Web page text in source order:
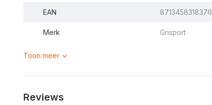
EAN 8713458318376
Merk Grisport
Toon meer
Reviews